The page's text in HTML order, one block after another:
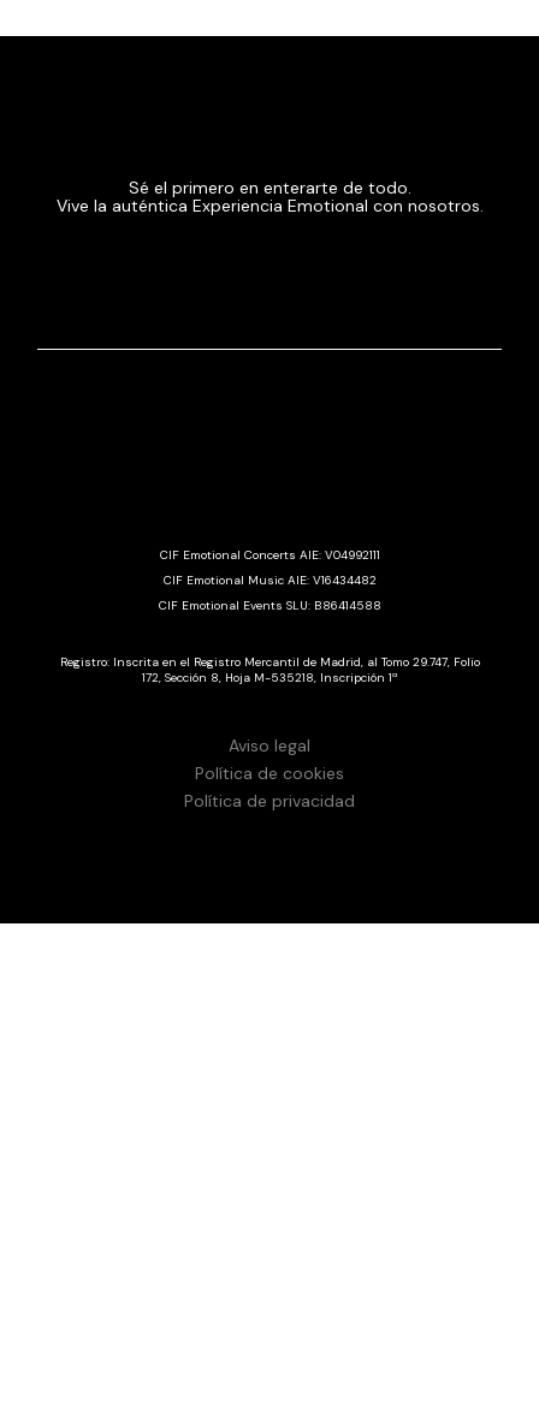
Sé el primero en enterarte de todo.
Vive la auténtica Experiencia Emotional con nosotros.
CIF Emotional Concerts AIE: V04992111
CIF Emotional Music AIE: V16434482
CIF Emotional Events SLU: B86414588
Registro: Inscrita en el Registro Mercantil de Madrid, al Tomo 29.747, Folio
172, Sección 8, Hoja M-535218, Inscripción 1ª
Aviso legal
Política de cookies
Política de privacidad